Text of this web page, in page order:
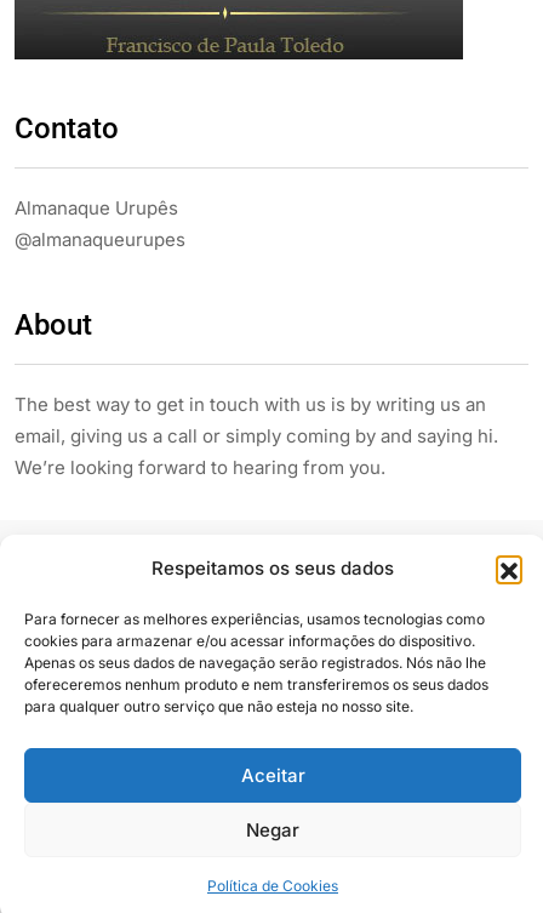
Respeitamos os seus dados
Para fornecer as melhores experiências, usamos tecnologias como
cookies para armazenar e/ou acessar informações do dispositivo.
Apenas os seus dados de navegação serão registrados. Nós não lhe
ofereceremos nenhum produto e nem transferiremos os seus dados
para qualquer outro serviço que não esteja no nosso site.
Aceitar
Negar
Política de Cookies
Contato
Almanaque Urupês
@almanaqueurupes
About
The best way to get in touch with us is by writing us an
email, giving us a call or simply coming by and saying hi.
We’re looking forward to hearing from you.
Siga e compartilhe
Almanaque Urupês @2025. Todos os direitos reservados